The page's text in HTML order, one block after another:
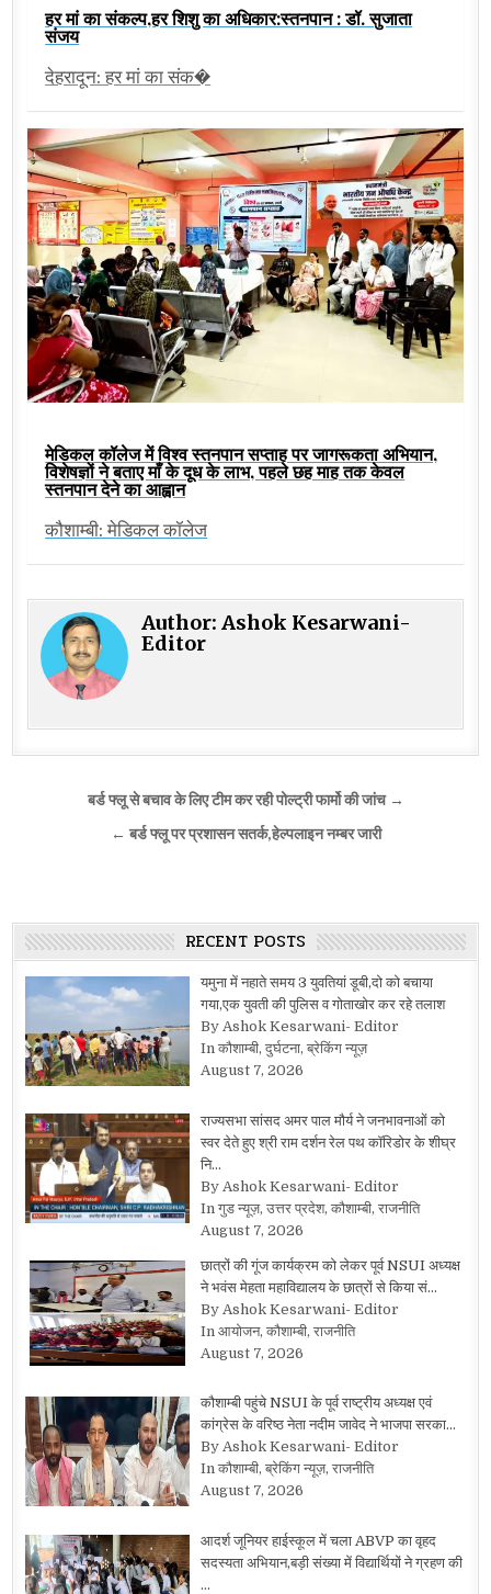
हर मां का संकल्प,हर शिशु का अधिकार:स्तनपान : डॉ. सुजाता
संजय
देहरादून: हर मां का संक�
मेडिकल कॉलेज में विश्व स्तनपान सप्ताह पर जागरूकता अभियान,
विशेषज्ञों ने बताए माँ के दूध के लाभ, पहले छह माह तक केवल
स्तनपान देने का आह्वान
कौशाम्बी: मेडिकल कॉलेज
Author:Ashok Kesarwani-
Editor
navigation
बर्ड फ्लू से बचाव के लिए टीम कर रही पोल्ट्री फार्मो की जांच →
← बर्ड फ्लू पर प्रशासन सतर्क,हेल्पलाइन नम्बर जारी
RECENT POSTS
यमुना में नहाते समय 3 युवतियां डूबी,दो को बचाया
गया,एक युवती की पुलिस व गोताखोर कर रहे तलाश
By Ashok Kesarwani- Editor
In कौशाम्बी, दुर्घटना, ब्रेकिंग न्यूज़
August 7, 2026
राज्यसभा सांसद अमर पाल मौर्य ने जनभावनाओं को
स्वर देते हुए श्री राम दर्शन रेल पथ कॉरिडोर के शीघ्र
नि…
By Ashok Kesarwani- Editor
In गुड न्यूज़, उत्तर प्रदेश, कौशाम्बी, राजनीति
August 7, 2026
छात्रों की गूंज कार्यक्रम को लेकर पूर्व NSUI अध्यक्ष
ने भवंस मेहता महाविद्यालय के छात्रों से किया सं…
By Ashok Kesarwani- Editor
In आयोजन, कौशाम्बी, राजनीति
August 7, 2026
कौशाम्बी पहुंचे NSUI के पूर्व राष्ट्रीय अध्यक्ष एवं
कांग्रेस के वरिष्ठ नेता नदीम जावेद ने भाजपा सरका…
By Ashok Kesarwani- Editor
In कौशाम्बी, ब्रेकिंग न्यूज़, राजनीति
August 7, 2026
आदर्श जूनियर हाईस्कूल में चला ABVP का वृहद
सदस्यता अभियान,बड़ी संख्या में विद्यार्थियों ने ग्रहण की
…